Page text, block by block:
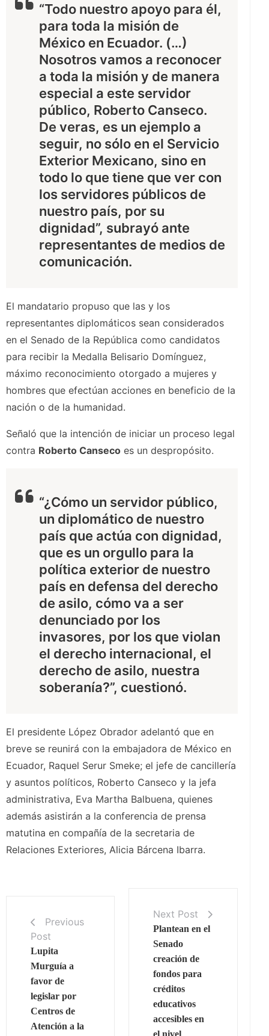
“Todo nuestro apoyo para él,
para toda la misión de
México en Ecuador. (…)
Nosotros vamos a reconocer
a toda la misión y de manera
especial a este servidor
público, Roberto Canseco.
De veras, es un ejemplo a
seguir, no sólo en el Servicio
Exterior Mexicano, sino en
todo lo que tiene que ver con
los servidores públicos de
nuestro país, por su
dignidad”, subrayó ante
representantes de medios de
comunicación.
El mandatario propuso que las y los
representantes diplomáticos sean considerados
en el Senado de la República como candidatos
para recibir la Medalla Belisario Domínguez,
máximo reconocimiento otorgado a mujeres y
hombres que efectúan acciones en beneficio de la
nación o de la humanidad.
Señaló que la intención de iniciar un proceso legal
contra Roberto Canseco es un despropósito.
“¿Cómo un servidor público,
un diplomático de nuestro
país que actúa con dignidad,
que es un orgullo para la
política exterior de nuestro
país en defensa del derecho
de asilo, cómo va a ser
denunciado por los
invasores, por los que violan
el derecho internacional, el
derecho de asilo, nuestra
soberanía?”, cuestionó.
El presidente López Obrador adelantó que en
breve se reunirá con la embajadora de México en
Ecuador, Raquel Serur Smeke; el jefe de cancillería
y asuntos políticos, Roberto Canseco y la jefa
administrativa, Eva Martha Balbuena, quienes
además asistirán a la conferencia de prensa
matutina en compañía de la secretaria de
Relaciones Exteriores, Alicia Bárcena Ibarra.
Previous
Post
Lupita
Murguía a
favor de
legislar por
Centros de
Atención a la
Next Post
Plantean en el
Senado
creación de
fondos para
créditos
educativos
accesibles en
el nivel